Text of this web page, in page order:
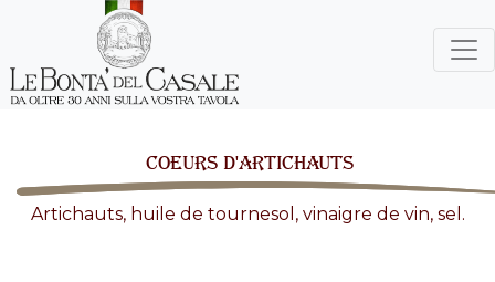
COEURS D'ARTICHAUTS
Artichauts, huile de tournesol, vinaigre de vin, sel.